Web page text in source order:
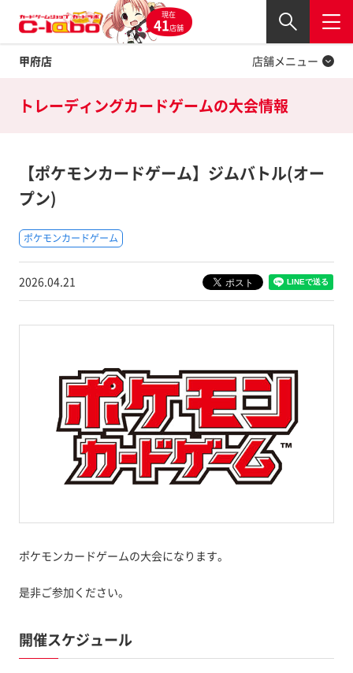
現在
41店舗
甲府店
閉じる
店舗メニュー
Twitter
トレーディングカードゲームの大会情報
【ポケモンカードゲーム】ジムバトル(オー
プン)
ポケモンカードゲーム
2026.04.21
ポケモンカードゲームの大会になります。
是非ご参加ください。
開催スケジュール